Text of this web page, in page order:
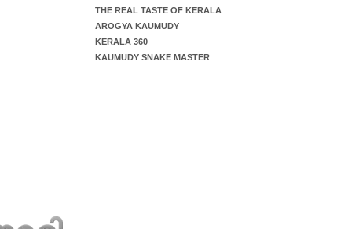
THE REAL TASTE OF KERALA
AROGYA KAUMUDY
KERALA 360
KAUMUDY SNAKE MASTER